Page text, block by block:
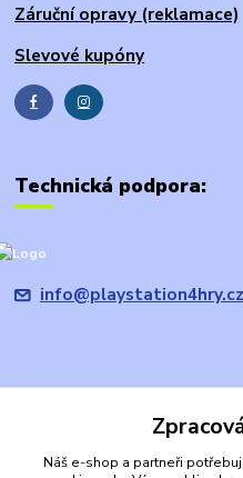
Záruční opravy (reklamace)
Slevové kupóny
Technická podpora:
info@playstation4hry.cz
Upravit
Náš e-shop a partneři